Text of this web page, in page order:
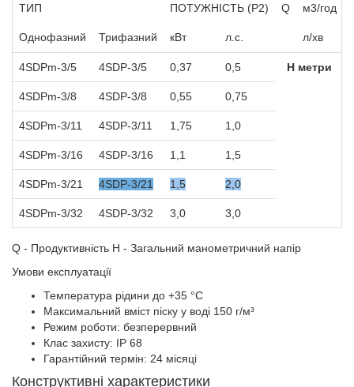
ТИП ПОТУЖНІСТЬ (P2) Q м3/год
Однофазний Трифазний кВт л.с. л/хв
4SDPm-3/5 4SDP-3/5 0,37 0,5 Н метри
4SDPm-3/8 4SDP-3/8 0,55 0,75
4SDPm-3/11 4SDP-3/11 1,75 1,0
4SDPm-3/16 4SDP-3/16 1,1 1,5
4SDPm-3/21 4SDP-3/21 1,5 2,0
4SDPm-3/32 4SDP-3/32 3,0 3,0
Q - Продуктивність H - Загальний манометричний напір
Умови експлуатації
Температура рідини до +35 °C
Максимальний вміст піску у воді 150 г/м³
Режим роботи: безперервний
Клас захисту: IP 68
Гарантійний термін: 24 місяці
Конструктивні характеристики